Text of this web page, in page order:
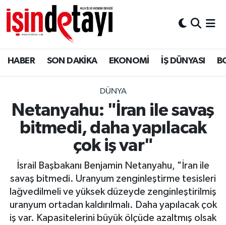
HABER SON DAKİKA EKONOMİ İŞ DÜNYASI
DÜNYA
Netanyahu: "İran ile savaş
bitmedi, daha yapılacak
çok iş var"
İsrail Başbakanı Benjamin Netanyahu, "İran ile
savaş bitmedi. Uranyum zenginleştirme tesisleri
lağvedilmeli ve yüksek düzeyde zenginleştirilmiş
uranyum ortadan kaldırılmalı. Daha yapılacak çok
iş var. Kapasitelerini büyük ölçüde azaltmış olsak
DÜNYA
Eğitim
ENERJİ HABERİ
GAYRİMENKUL
HABER
LOJİSTİK
MAGAZİN
Nöbetçi Eczaneler
Hava Durumu
İstanbul Namaz Vakitleri
Trafik Durumu
Süper Lig Puan Durumu ve Fikstür
Tüm Manşetler
Son Dakika Haberleri
Haber Arşivi